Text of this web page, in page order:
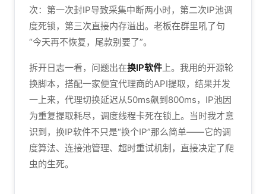
次：第一次封IP导致采集中断两小时，第二次IP池调
度死锁，第三次直接内存溢出。老板在群里吼了句
“今天再不恢复，尾款别要了”。
拆开日志一看，问题出在换IP软件 上。我用的开源轮
换脚本，搭配一家便宜代理商的API提取，结果并发
一上来，代理切换延迟从50ms飙到800ms，IP池因
为重复提取耗尽，调度线程卡死在锁上。当时我才意
识到，换IP软件不只是“换个IP”那么简单——它的调
度算法、连接池管理、超时重试机制，直接决定了爬
虫的生死。